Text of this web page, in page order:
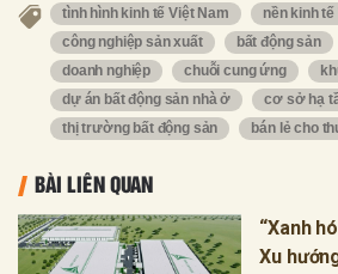
tình hình kinh tế Việt Nam
nền kinh
công nghiệp sản xuất
bất động sản
doanh nghiệp
chuỗi cung ứng
dự án bất động sản nhà ở
cơ sở hạ
thị trường bất động sản
bán lẻ cho
BÀI LIÊN QUAN
“Xanh
Xu